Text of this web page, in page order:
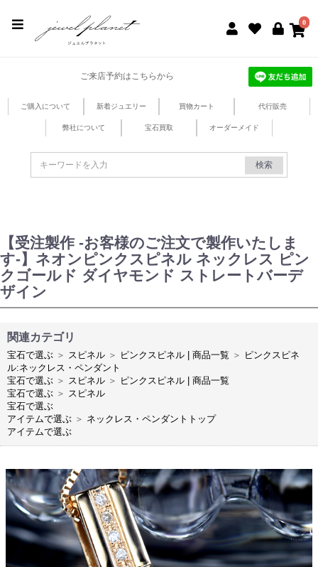
0
ご来店予約はこちらから
ご購入について 新着ジュエリー 買物カート 代行販売
弊社について 宝石買取 オーダーメイド
検索
【受注製作 -お客様のご注文で製作いたしま
す-】ネオンピンクスピネル ネックレス ピン
クゴールド ダイヤモンド ストレートバーデ
ザイン
関連カテゴリ
宝石で選ぶ ＞ スピネル ＞ ピンクスピネル | 商品一覧 ＞ ピンクスピネ
ル:ネックレス・ペンダント
宝石で選ぶ ＞ スピネル ＞ ピンクスピネル | 商品一覧
宝石で選ぶ ＞ スピネル
宝石で選ぶ
アイテムで選ぶ ＞ ネックレス・ペンダントトップ
アイテムで選ぶ